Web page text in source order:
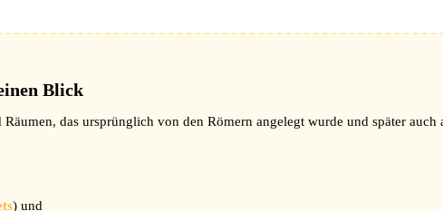
Blick
das ursprünglich von den Römern angelegt wurde und später
) und